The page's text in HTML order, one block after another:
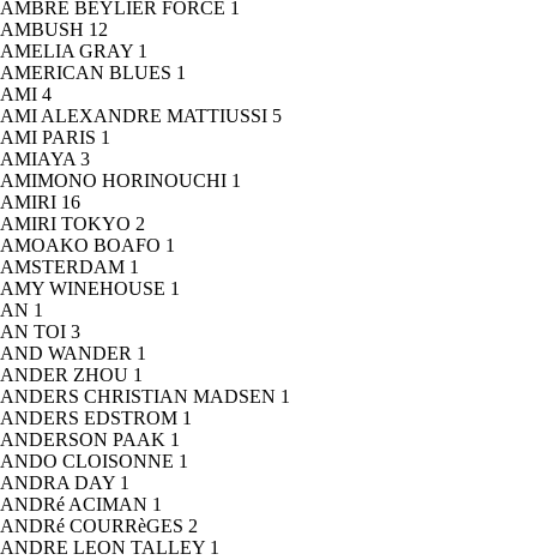
AMBRE BEYLIER FORCE 1
AMBUSH 12
AMELIA GRAY 1
AMERICAN BLUES 1
AMI 4
AMI ALEXANDRE MATTIUSSI 5
AMI PARIS 1
AMIAYA 3
AMIMONO HORINOUCHI 1
AMIRI 16
AMIRI TOKYO 2
AMOAKO BOAFO 1
AMSTERDAM 1
AMY WINEHOUSE 1
AN 1
AN TOI 3
AND WANDER 1
ANDER ZHOU 1
ANDERS CHRISTIAN MADSEN 1
ANDERS EDSTROM 1
ANDERSON PAAK 1
ANDO CLOISONNE 1
ANDRA DAY 1
ANDRé ACIMAN 1
ANDRé COURRèGES 2
ANDRE LEON TALLEY 1